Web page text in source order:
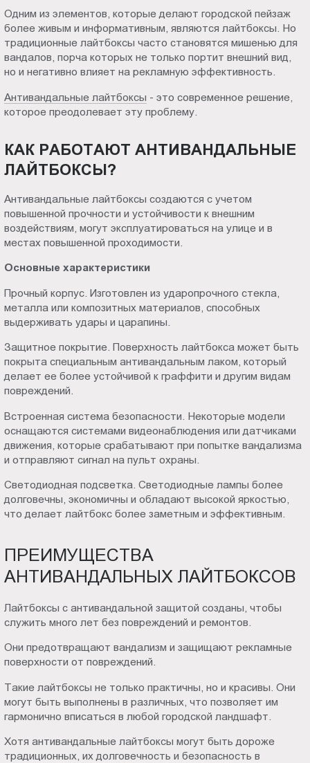
Одним из элементов, которые делают городской пейзаж
более живым и информативным, являются лайтбоксы. Но
традиционные лайтбоксы часто становятся мишенью для
вандалов, порча которых не только портит внешний вид,
но и негативно влияет на рекламную эффективность.
Антивандальные лайтбоксы - это современное решение,
которое преодолевает эту проблему.
КАК РАБОТАЮТ АНТИВАНДАЛЬНЫЕ
ЛАЙТБОКСЫ?
Антивандальные лайтбоксы создаются с учетом
повышенной прочности и устойчивости к внешним
воздействиям, могут эксплуатироваться на улице и в
местах повышенной проходимости.
Основные характеристики
Прочный корпус. Изготовлен из ударопрочного стекла,
металла или композитных материалов, способных
выдерживать удары и царапины.
Защитное покрытие. Поверхность лайтбокса может быть
покрыта специальным антивандальным лаком, который
делает ее более устойчивой к граффити и другим видам
повреждений.
Встроенная система безопасности. Некоторые модели
оснащаются системами видеонаблюдения или датчиками
движения, которые срабатывают при попытке вандализма
и отправляют сигнал на пульт охраны.
Светодиодная подсветка. Светодиодные лампы более
долговечны, экономичны и обладают высокой яркостью,
что делает лайтбокс более заметным и эффективным.
ПРЕИМУЩЕСТВА
АНТИВАНДАЛЬНЫХ ЛАЙТБОКСОВ
Лайтбоксы с антивандальной защитой созданы, чтобы
служить много лет без повреждений и ремонтов.
Они предотвращают вандализм и защищают рекламные
поверхности от повреждений.
Такие лайтбоксы не только практичны, но и красивы. Они
могут быть выполнены в различных, что позволяет им
гармонично вписаться в любой городской ландшафт.
Хотя антивандальные лайтбоксы могут быть дороже
традиционных, их долговечность и безопасность в
Пт.:
9.00-
18.00
Сб.,
Вс.:
выходной